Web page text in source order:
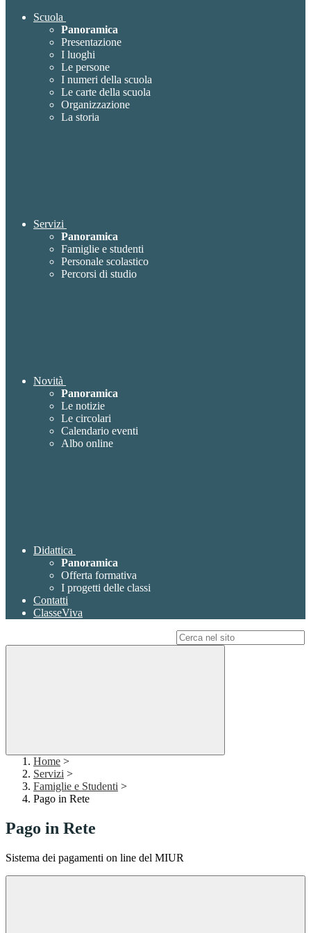
Scuola
Panoramica
Presentazione
I luoghi
Le persone
I numeri della scuola
Le carte della scuola
Organizzazione
La storia
Servizi
Panoramica
Famiglie e studenti
Personale scolastico
Percorsi di studio
Novità
Panoramica
Le notizie
Le circolari
Calendario eventi
Albo online
Didattica
Panoramica
Offerta formativa
I progetti delle classi
Contatti
ClasseViva
Home >
Servizi >
Famiglie e Studenti >
Pago in Rete
Pago in Rete
Sistema dei pagamenti on line del MIUR